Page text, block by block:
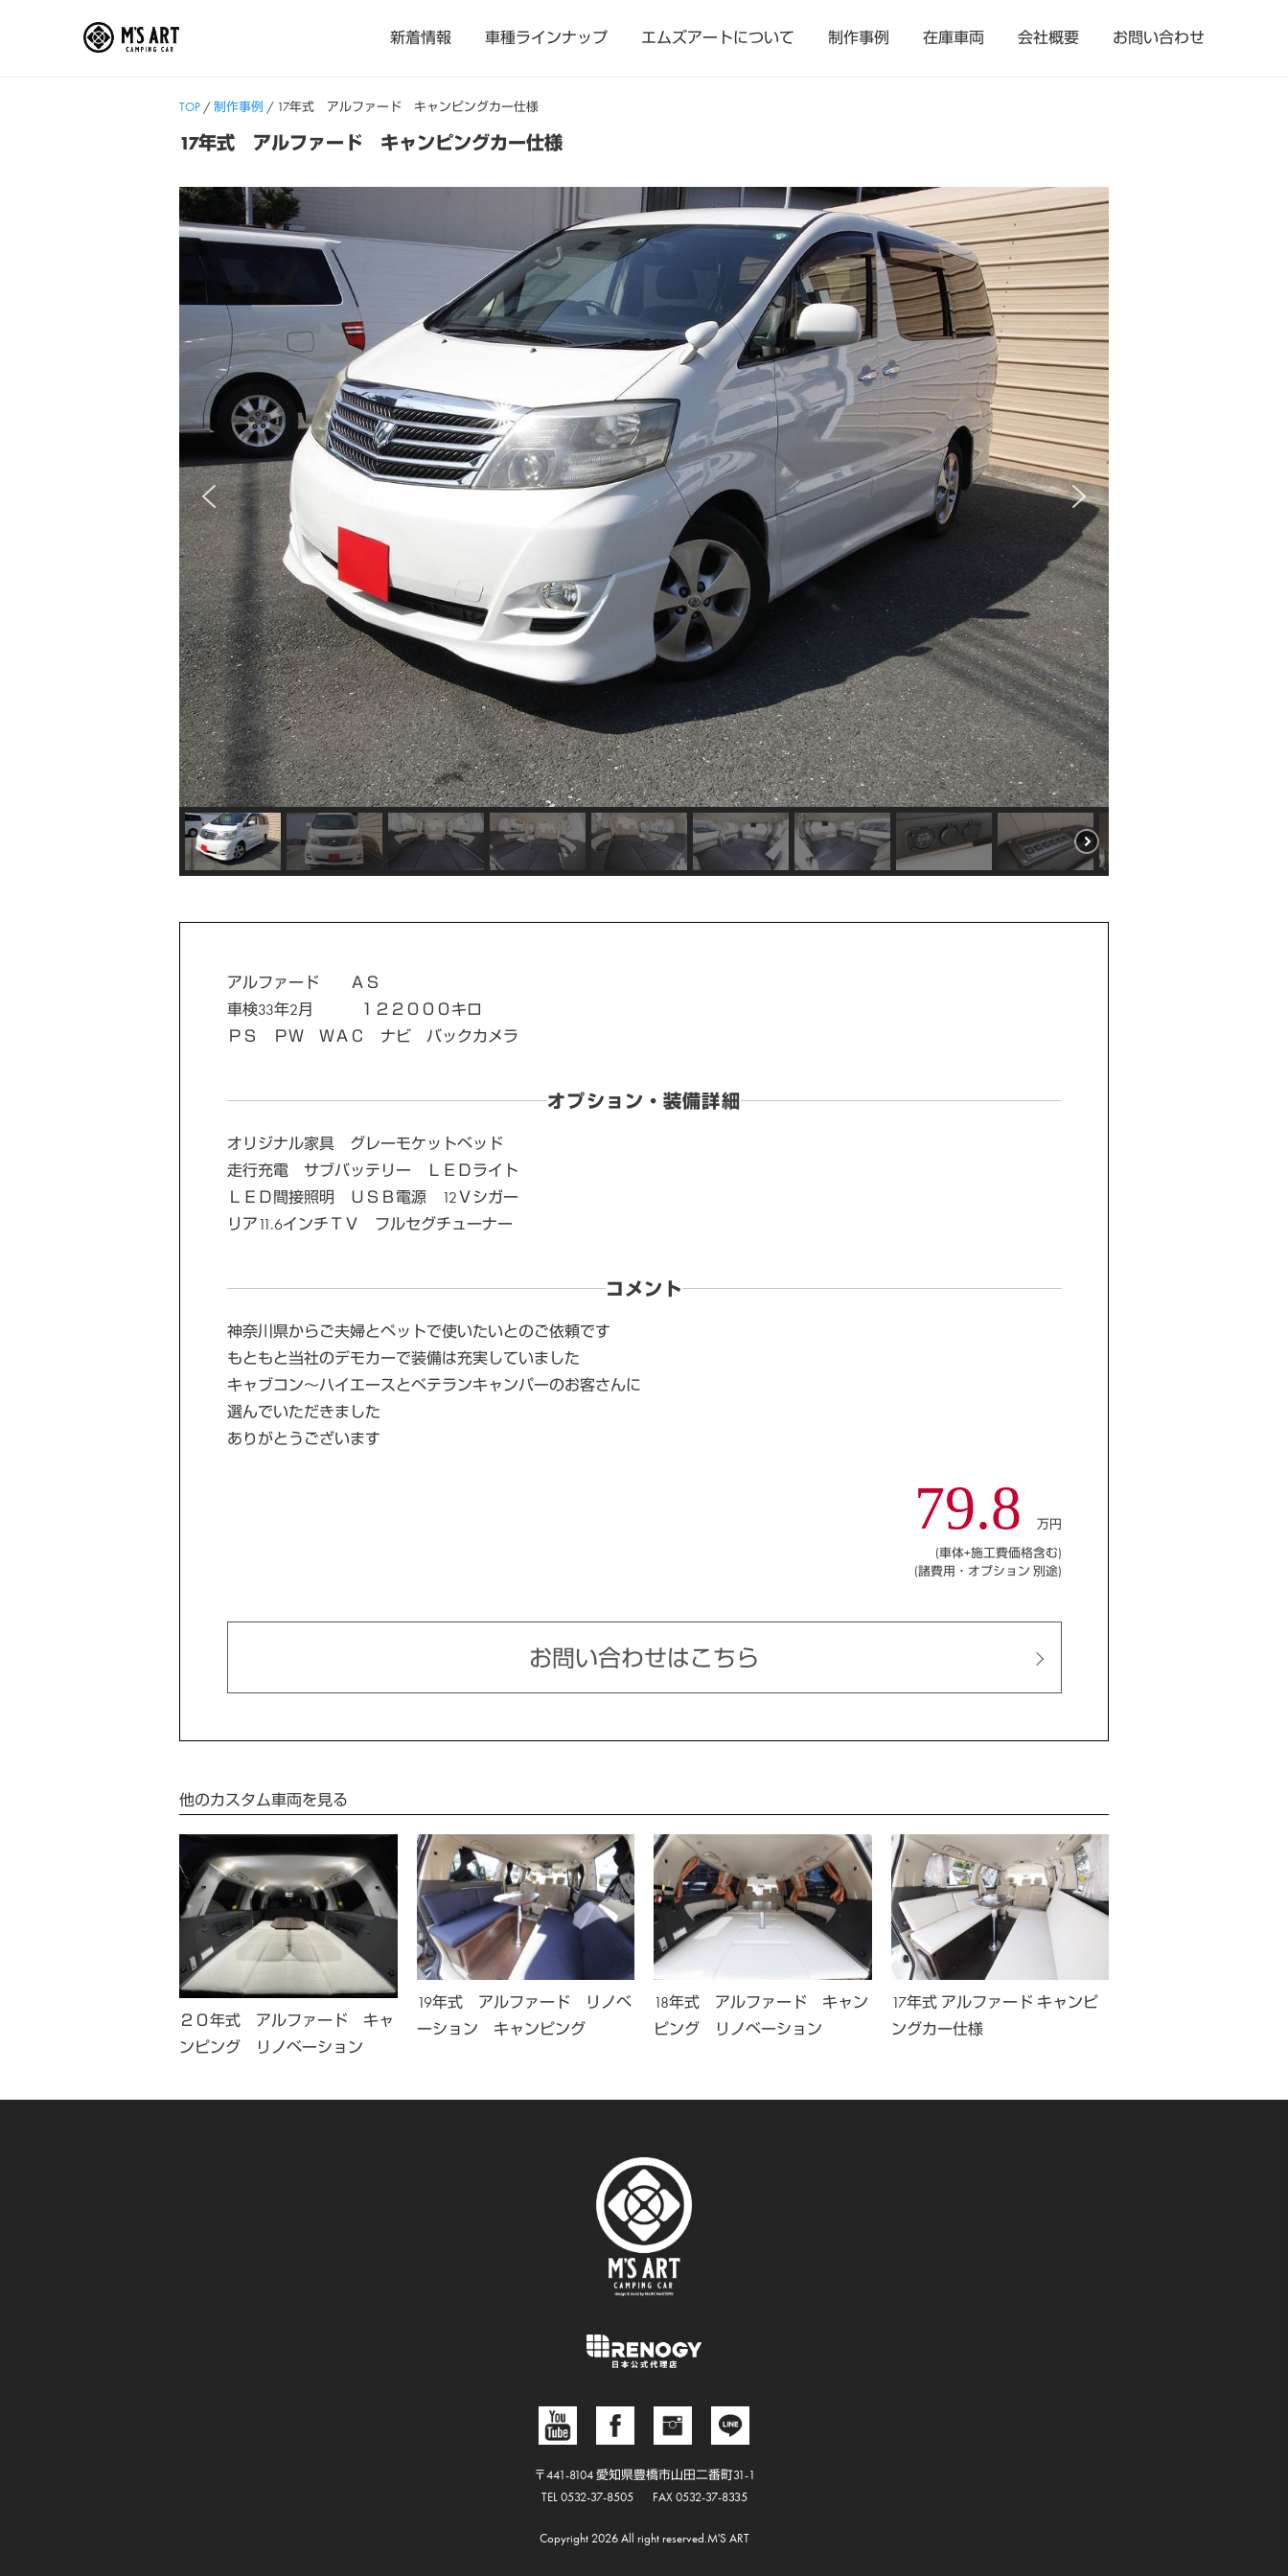
新着情報 車種ラインナップ エムズアートについて 制作事例 在庫車両 会社概要 お問い合わせ
TOP /制作事例 / 17年式 アルファード キャンピングカー仕様
17年式 アルファード キャンピングカー仕様
アルファード ＡＳ
車検33年2月 １２２０００キロ
ＰＳ ＰＷ ＷＡＣ ナビ バックカメラ
オプション・装備詳細
オリジナル家具 グレーモケットベッド
走行充電 サブバッテリー ＬＥＤライト
ＬＥＤ間接照明 ＵＳＢ電源 12Ｖシガー
リア11.6インチＴＶ フルセグチューナー
コメント
神奈川県からご夫婦とペットで使いたいとのご依頼です
もともと当社のデモカーで装備は充実していました
キャブコン～ハイエースとベテランキャンパーのお客さんに
選んでいただきました
ありがとうございます
79.8
万円
(車体+施工費価格含む)
(諸費用・オプション 別途)
お問い合わせはこちら
他のカスタム車両を見る
２０年式 アルファード キャ
ンピング リノベーション
19年式 アルファード リノベ
ーション キャンピング
18年式 アルファード キャン
ピング リノベーション
17年式 アルファード キャンピ
ングカー仕様
〒441-8104 愛知県豊橋市山田二番町31-1
TEL 0532-37-8505
FAX 0532-37-8335
Copyright 2026 All right reserved.M'S ART